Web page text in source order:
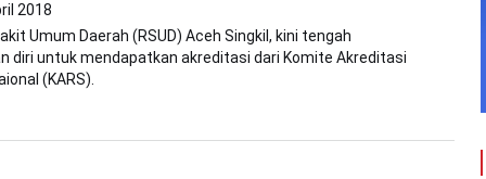
2018
Umum Daerah (RSUD) Aceh Singkil, kini tengah
diri untuk mendapatkan akreditasi dari Komite Akreditasi
(KARS).